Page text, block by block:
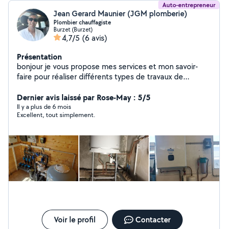
Auto-entrepreneur
Jean Gerard Maunier (JGM plomberie)
Plombier chauffagiste
Burzet (Burzet)
4,7/5 (6 avis)
Présentation
bonjour je vous propose mes services et mon savoir-
faire pour réaliser différents types de travaux de
cuivre /per /multicouche/PVC écoulement /rénovation
ou création de salle de bain / cuisine /remplacement
chauffe-eau/radiateur /chaudière/ robinetterie/chasse
suspendu/douche/baignoire/lavabo/réparation de fuite/
débouchage/soudure cuivre acier/intervention rapide et
travail soigné
Dernier avis laissé par Rose-May : 5/5
Il y a plus de 6 mois
Excellent, tout simplement.
Voir le profil Contacter